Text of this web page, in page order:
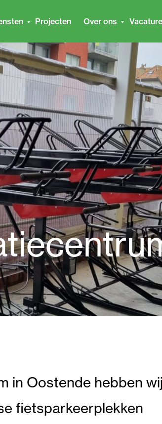
Projecten Over ons
in Oostende hebben
fietsparkeerplekken